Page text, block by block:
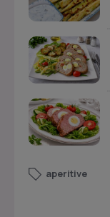
aperitive